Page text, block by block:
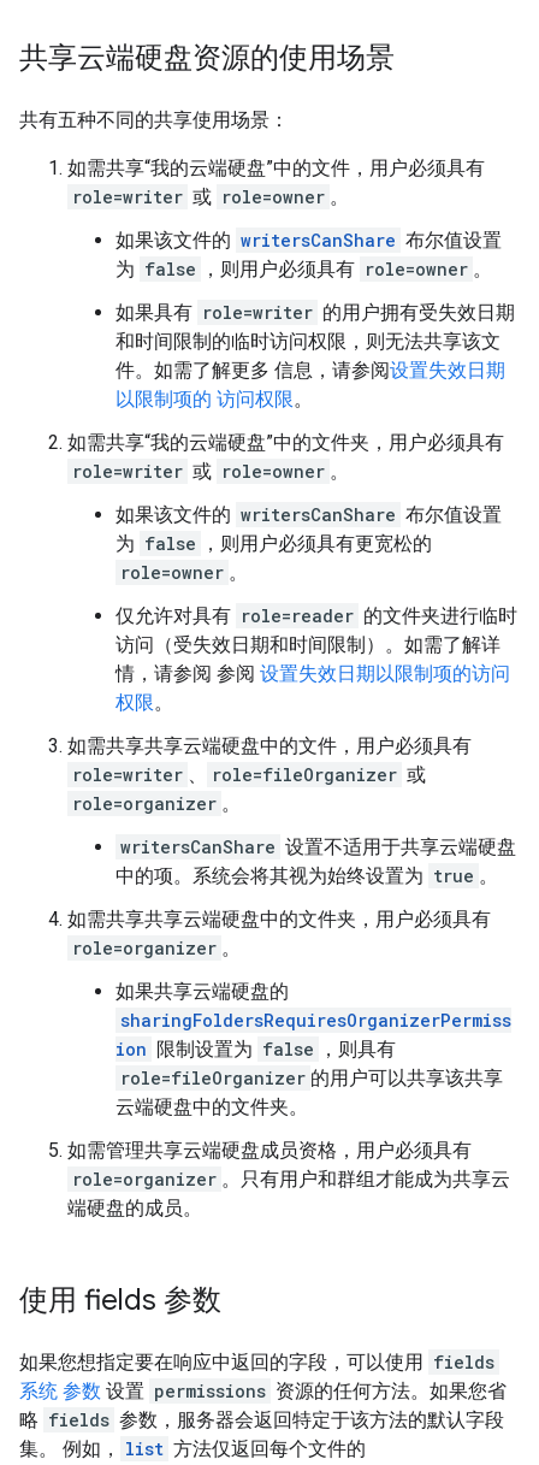
共享云端硬盘资源的使用场景
共有五种不同的共享使用场景：
如需共享“我的云端硬盘”中的文件，用户必须具有
role=writer 或 role=owner 。
如果该文件的 writersCanShare 布尔值设置
为 false ，则用户必须具有 role=owner 。
如果具有 role=writer 的用户拥有受失效日期
和时间限制的临时访问权限，则无法共享该文
件。如需了解更多 信息，请参阅设置失效日期
以限制项的 访问权限。
如需共享“我的云端硬盘”中的文件夹，用户必须具有
role=writer 或 role=owner 。
如果该文件的 writersCanShare 布尔值设置
为 false
，则用户必须具有更宽松的
role=owner 。
仅允许对具有 role=reader 的文件夹进行临时
访问（受失效日期和时间限制）。如需了解详
情，请参阅 参阅 设置失效日期以限制项的访问
权限。
如需共享共享云端硬盘中的文件，用户必须具有
role=writer 、 role=fileOrganizer 或
role=organizer 。
writersCanShare 设置不适用于共享云端硬盘
中的项。系统会将其视为始终设置为 true 。
如需共享共享云端硬盘中的文件夹，用户必须具有
role=organizer 。
如果共享云端硬盘的
sharingFoldersRequiresOrganizerPermiss
ion 限制设置为 false
，则具有
role=fileOrganizer 的用户可以共享该共享
云端硬盘中的文件夹。
如需管理共享云端硬盘成员资格，用户必须具有
role=organizer 。只有用户和群组才能成为共享云
端硬盘的成员。
使用 fields 参数
如果您想指定要在响应中返回的字段，可以使用 fields
系统 参数 设置 permissions 资源的任何方法。如果您省
略 fields 参数，服务器会返回特定于该方法的默认字段
集。 例如，
list 方法仅返回每个文件的